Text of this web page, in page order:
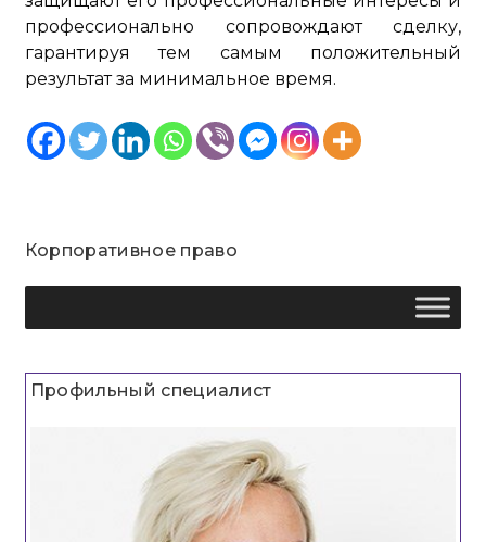
профессионально сопровождают сделку,
гарантируя тем самым положительный
результат за минимальное время.
Корпоративное право
Профильный специалист